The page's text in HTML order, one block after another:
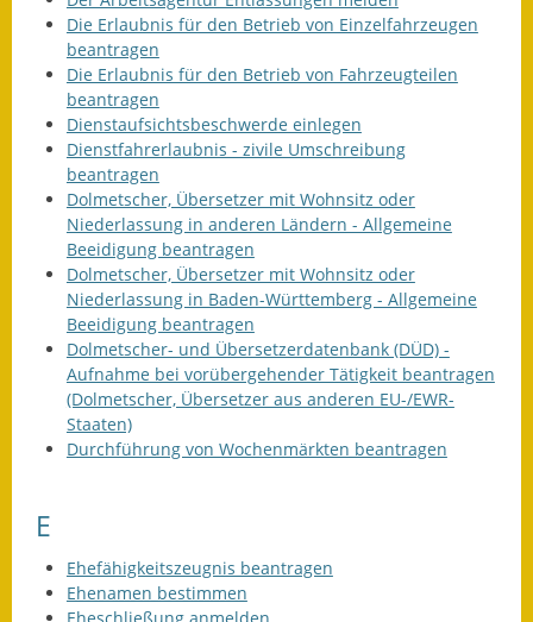
Die Erlaubnis für den Betrieb von Einzelfahrzeugen
beantragen
Die Erlaubnis für den Betrieb von Fahrzeugteilen
beantragen
Dienstaufsichtsbeschwerde einlegen
Dienstfahrerlaubnis - zivile Umschreibung
beantragen
Dolmetscher, Übersetzer mit Wohnsitz oder
Niederlassung in anderen Ländern - Allgemeine
Beeidigung beantragen
Dolmetscher, Übersetzer mit Wohnsitz oder
Niederlassung in Baden-Württemberg - Allgemeine
Beeidigung beantragen
Dolmetscher- und Übersetzerdatenbank (DÜD) -
Aufnahme bei vorübergehender Tätigkeit beantragen
(Dolmetscher, Übersetzer aus anderen EU-/EWR-
Staaten)
Durchführung von Wochenmärkten beantragen
E
Ehefähigkeitszeugnis beantragen
Ehenamen bestimmen